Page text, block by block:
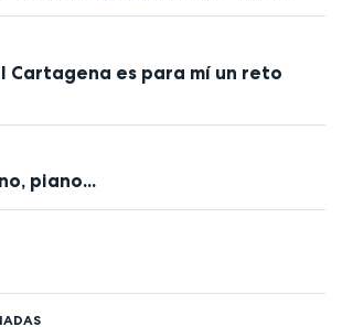
Cartagena es para mí un reto
piano...